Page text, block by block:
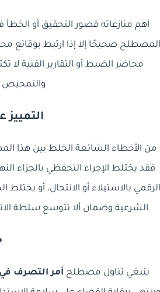
أهم منازعاته قصور التحقيق أو
المصطلح صحيحًا إلا إذا ارتبط بوقائع
محاضر الضبط أو التقارير الفنية
والتمحيص
من الأخطاء الشائعة الخلط بين هذا
فقد يختلط الإجراء التحفظي بالجزاء
الرقمي بالاستيلاء أو الانتحال، أو
الشرعية وضمان ألا تتوسع سلطة
ينبغي تناول مصطلح أمر التصرف